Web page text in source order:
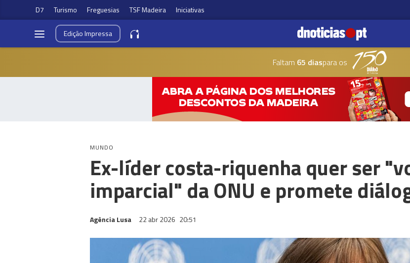
D7 Turismo Freguesias TSF Madeira Iniciativas
EdiçãoImpressa
Faltam 65 diaspara os
MUNDO
Ex-líder costa-riquenha quer ser
imparcial" da ONU e promete
Agência Lusa 22 abr 2026 20:51